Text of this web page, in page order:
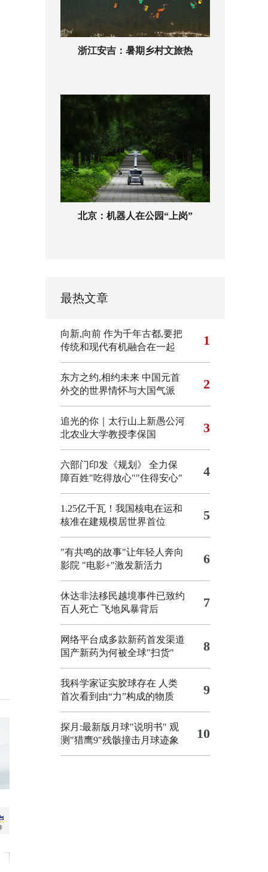
浙江安吉：暑期乡村文旅热
北京：机器人在公园“上岗”
最热文章
向新,向前 作为千年古都,要把
传统和现代有机融合在一起
1
东方之约,相约未来 中国元首
外交的世界情怀与大国气派
2
追光的你｜太行山上新愚公河
北农业大学教授李保国
3
六部门印发《规划》 全力保
障百姓"吃得放心""住得安心"
4
1.25亿千瓦！我国核电在运和
核准在建规模居世界首位
5
"有共鸣的故事"让年轻人奔向
影院 "电影+"激发新活力 6
休达非法移民越境事件已致约
百人死亡 飞地风暴背后 7
网络平台成多款新药首发渠道
国产新药为何被全球"扫货"
8
我科学家证实胶球存在 人类
首次看到由“力”构成的物质
9
探月:最新版月球"说明书" 观
测"猎鹰9"残骸撞击月球迹象
10